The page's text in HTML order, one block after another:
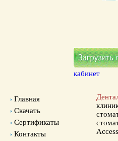
кабинет
Главная
Скачать
Сертификаты
Контакты